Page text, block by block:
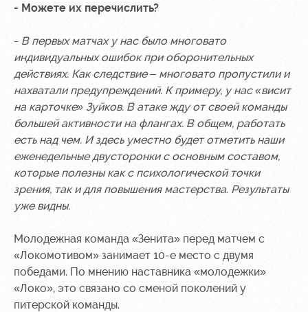
- Можете их перечислить?
- В первых матчах у нас было многовато
индивидуальных ошибок при оборонительных
действиях. Как следствие – многовато пропустили и
нахватали предупреждений. К примеру, у нас «висит
на карточке» Зуйков. В атаке жду от своей команды
большей активности на флангах. В общем, работать
есть над чем. И здесь уместно будет отметить наши
еженедельные двусторонки с основным составом,
которые полезны как с психологической точки
зрения, так и для повышения мастерства. Результаты
уже видны.
Молодежная команда «Зенита» перед матчем с
«Локомотивом» занимает 10-е место с двумя
победами. По мнению наставника «молодежки»
«Локо», это связано со сменой поколений у
питерской команды.